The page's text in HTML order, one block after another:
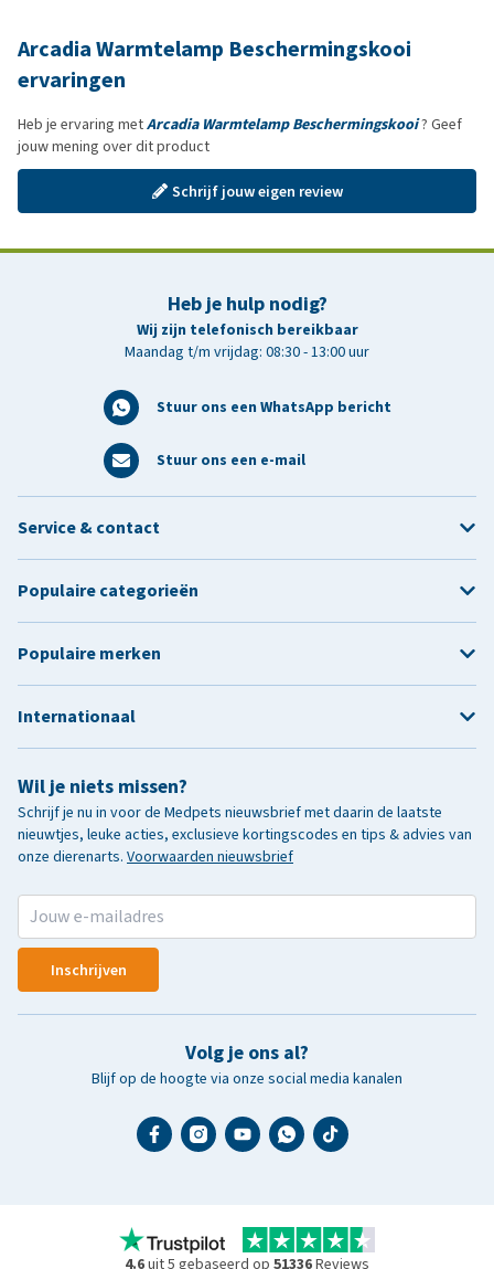
Arcadia Warmtelamp Beschermingskooi
ervaringen
Heb je ervaring metArcadia Warmtelamp Beschermingskooi? Geef
jouw mening over dit product
Schrijf jouw eigen review
Heb je hulp nodig?
Wij zijn telefonisch bereikbaar
Maandag t/m vrijdag: 08:30 - 13:00 uur
Stuur ons een WhatsApp bericht
Stuur ons een e-mail
Wil je niets missen?
Schrijf je nu in voor de Medpets nieuwsbrief met daarin de laatste
nieuwtjes, leuke acties, exclusieve kortingscodes en tips & advies van
onze dierenarts. Voorwaarden nieuwsbrief
Inschrijven
Volg je ons al?
Blijf op de hoogte via onze social media kanalen
Service & contact
Populaire categorieën
Populaire merken
Internationaal
4.6uit 5 gebaseerd op 51336Reviews